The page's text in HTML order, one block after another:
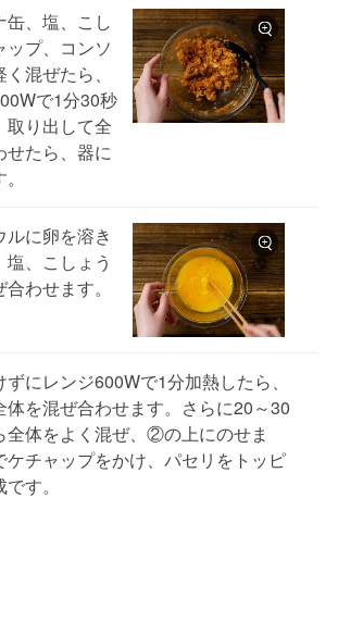
缶、塩、こし
ップ、コンソ
混ぜたら、
で1分30秒
取り出して全
せたら、器に
ルに卵を溶き
、こしょう
わせます。
にレンジ600Wで1分加熱したら、
体を混ぜ合わせます。さらに20～30
全体をよく混ぜ、②の上にのせま
ケチャップをかけ、パセリをトッピ
す。